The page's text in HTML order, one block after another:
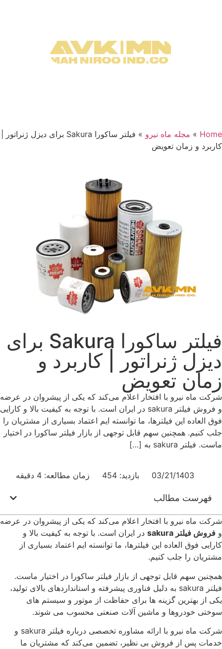
Home
» مجله ماه نیرو »
فیلتر ساکورا Sakura برای دیزل ژنراتور |
کاربرد و زمان تعویض
فیلتر ساکورا Sakura برای
دیزل ژنراتور | کاربرد و
زمان تعویض
شرکت ماه نیرو با افتخار اعلام می‌کند که یکی از پیشروان در عرضه
و فروش فیلتر sakura در ایران است. با توجه به کیفیت بالا و کارایی
فوق ‌العاده این فیلترها، ما توانسته ‌ایم اعتماد بسیاری از مشتریان را
جلب کنیم. همچنین سهم قابل توجهی از بازار فیلتر ساکورا در اختیار
ماست. فیلتر sakura به […]
03/21/1403 بازدید: 454 زمان مطالعه: 4 دقیقه
فهرست مطالب
شرکت ماه نیرو با افتخار اعلام می‌کند که یکی از پیشروان در عرضه
و فروش فیلتر sakura
در ایران است. با توجه به کیفیت بالا و
کارایی فوق ‌العاده این فیلترها، ما توانسته ‌ایم اعتماد بسیاری از
مشتریان را جلب کنیم.
همچنین سهم قابل توجهی از بازار فیلتر ساکورا در اختیار ماست.
فیلتر sakura به دلیل فناوری پیشرفته و استانداردهای بالای تولید،
یکی از بهترین گزینه ‌ها برای حفاظت از موتور و سیستم ‌های
سوختی خودروها و ماشین ‌آلات صنعتی محسوب می‌ شوند.
شرکت ماه نیرو با ارائه مشاوره تخصصی درباره فیلتر sakura و
خدمات پس از فروش بی ‌نظیر، تضمین می‌کند که مشتریان ما